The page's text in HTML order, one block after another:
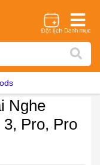
Xiaomi Realme Vivo
Nghe
Pro, Pro